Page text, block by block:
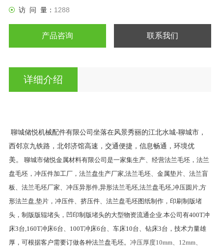
访 问 量： 1288
产品咨询 联系我们
详细介绍
聊城储悦机械配件有限公司坐落在风景秀丽的江北水城-聊城市，
西邻京九铁路，北邻济馆高速，交通便捷，信息畅通，环境优
美。
聊城市储悦金属材料有限公司是一家集生产、经营法兰毛坯，法兰
盘毛坯，冲压件加工厂，法兰盘生产厂家,法兰毛坯、金属垫片、法兰盲
板、法兰毛坯厂家、冲压异形件,异形法兰毛坯,法兰盘毛坯,冲压圆片,方
形法兰盘,垫片，冲压件、挤压件、法兰盘毛坯图纸制作，印刷制版堵
头，制版版辊堵头，凹印制版堵头的大型物资流通企业.本公司有400T冲
床3台,160T冲床6台、100T冲床6台、车床10台、钻床3台，技术力量雄
厚，可根据客户需要订做各种法兰盘毛坯。 冲压厚度10mm、12mm、